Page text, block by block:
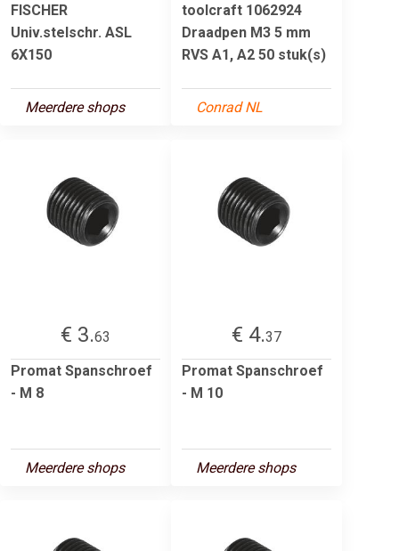
FISCHER
Univ.stelschr. ASL
6X150
Meerdere shops
toolcraft 1062924
Draadpen M3 5 mm
RVS A1, A2 50 stuk(s)
Conrad NL
€ 3.63
Promat Spanschroef
- M 8
Meerdere shops
€ 4.37
Promat Spanschroef
- M 10
Meerdere shops